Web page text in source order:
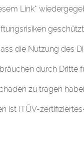
Link*
die Nutzung des
durch Dritte
zu tragen
ist (TÜV-